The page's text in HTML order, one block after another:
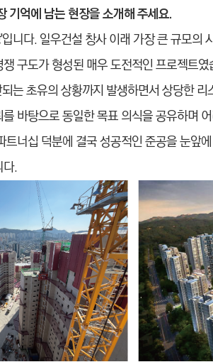
기억에 남는 현장을 소개해 주세요.
니다. 일우건설 창사 이래 가장 큰 규모의
구도가 형성된 매우 도전적인 프로젝트
는 초유의 상황까지 발생하면서 상당한
바탕으로 동일한 목표 의식을 공유하며
트너십 덕분에 결국 성공적인 준공을 눈앞
.